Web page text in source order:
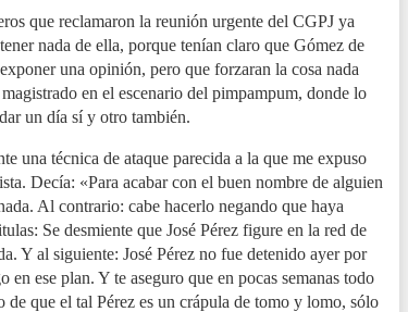
que reclamaron la reunión urgente del CGPJ ya
nada de ella, porque tenían claro que Gómez de
una opinión, pero que forzaran la cosa nada
en el escenario del pimpampum, donde lo
un día sí y otro también.
una técnica de ataque parecida a la que me expuso
Decía: «Para acabar con el buen nombre de alguien
Al contrario: cabe hacerlo negando que haya
Se desmiente que José Pérez figure en la red de
Y al siguiente: José Pérez no fue detenido ayer por
en ese plan. Y te aseguro que en pocas semanas todo
de que el tal Pérez es un crápula de tomo y lomo, sólo